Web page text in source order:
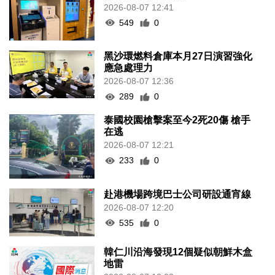
2026-08-07 12:41
549
0
黑沙環燃料倉庫本月27日演習強化
應急處理力
2026-08-07 12:36
289
0
泰國校園槍擊案至今2死20傷 槍手
在逃
2026-08-07 12:21
233
0
赴港機場跨境巴士公司研設通宵線
2026-08-07 12:20
535
0
韓仁川沿海發現12個疑似朝鮮木盒
地雷